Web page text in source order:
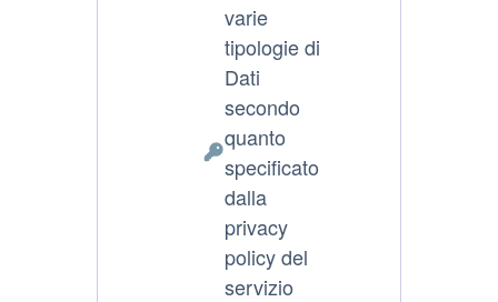
Dati
Personali
trattati:
varie
tipologie di
Dati
secondo
quanto
specificato
dalla
privacy
policy del
servizio